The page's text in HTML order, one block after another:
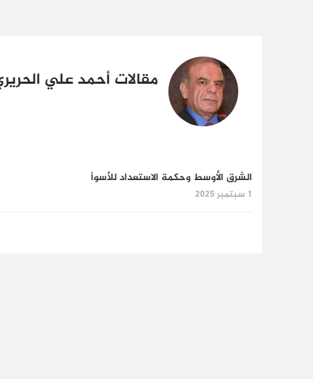
مقالات أحمد علي
الشرق الأوسط وحكمة الاستعداد للأسوأ
1 سبتمبر 2025